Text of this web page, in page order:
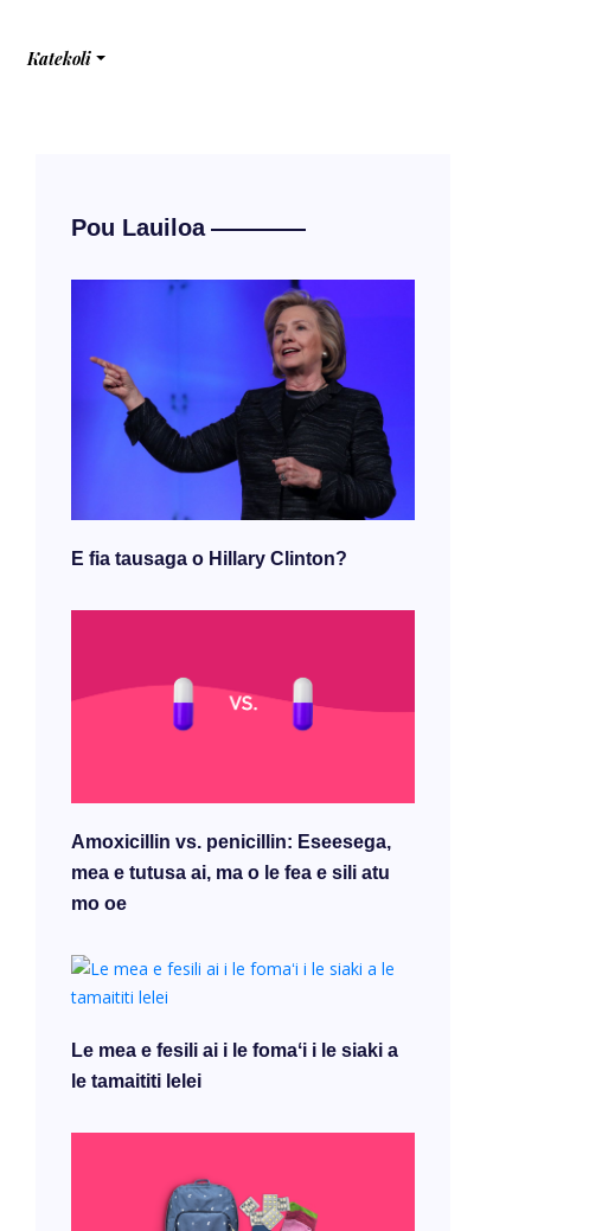
Katekoli
Pou Lauiloa
E fia tausaga o Hillary Clinton?
Amoxicillin vs. penicillin: Eseesega,
mea e tutusa ai, ma o le fea e sili atu
mo oe
Le mea e fesili ai i le fomaʻi i le siaki a
le tamaititi lelei